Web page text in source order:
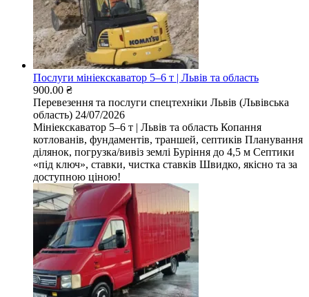
Послуги мініекскаватор 5–6 т | Львів та область
900.00 ₴
Перевезення та послуги спецтехніки Львів (Львівська
область) 24/07/2026
Мініекскаватор 5–6 т | Львів та область Копання
котлованів, фундаментів, траншей, септиків Планування
ділянок, погрузка/вивіз землі Буріння до 4,5 м Септики
«під ключ», ставки, чистка ставків Швидко, якісно та за
доступною ціною!